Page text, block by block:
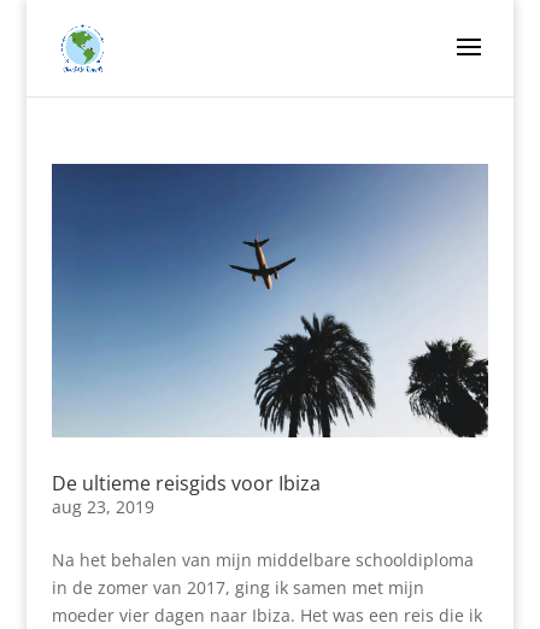
De ultieme reisgids voor Ibiza
aug 23, 2019
Na het behalen van mijn middelbare schooldiploma
in de zomer van 2017, ging ik samen met mijn
moeder vier dagen naar Ibiza. Het was een reis die ik